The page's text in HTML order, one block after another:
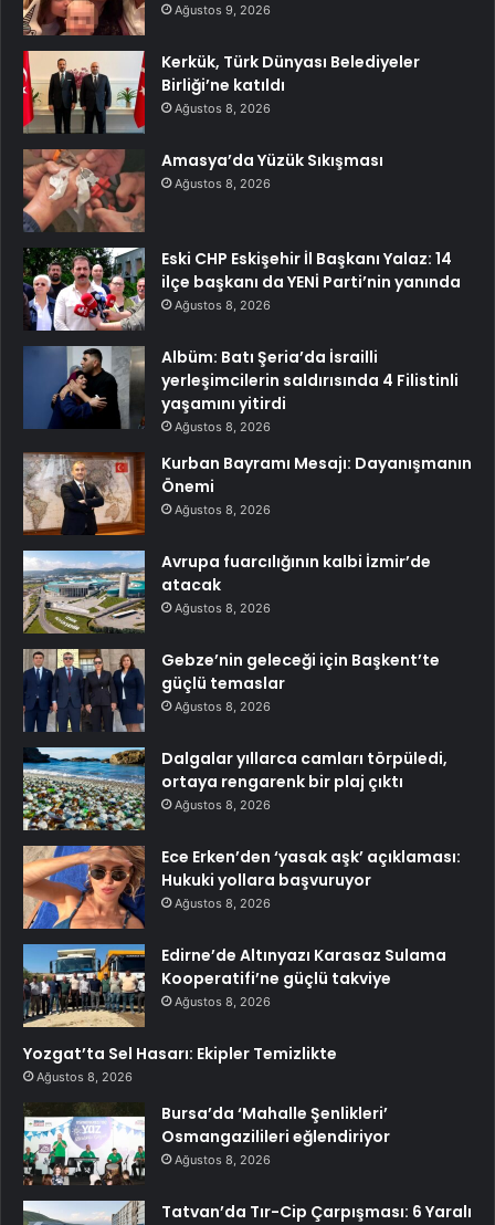
Ağustos 9, 2026
Kerkük, Türk Dünyası Belediyeler
Birliği’ne katıldı
Ağustos 8, 2026
Amasya’da Yüzük Sıkışması
Ağustos 8, 2026
Eski CHP Eskişehir İl Başkanı Yalaz: 14
ilçe başkanı da YENİ Parti’nin yanında
Ağustos 8, 2026
Albüm: Batı Şeria’da İsrailli
yerleşimcilerin saldırısında 4 Filistinli
yaşamını yitirdi
Ağustos 8, 2026
Kurban Bayramı Mesajı: Dayanışmanın
Önemi
Ağustos 8, 2026
Avrupa fuarcılığının kalbi İzmir’de
atacak
Ağustos 8, 2026
Gebze’nin geleceği için Başkent’te
güçlü temaslar
Ağustos 8, 2026
Dalgalar yıllarca camları törpüledi,
ortaya rengarenk bir plaj çıktı
Ağustos 8, 2026
Ece Erken’den ‘yasak aşk’ açıklaması:
Hukuki yollara başvuruyor
Ağustos 8, 2026
Edirne’de Altınyazı Karasaz Sulama
Kooperatifi’ne güçlü takviye
Ağustos 8, 2026
Yozgat’ta Sel Hasarı: Ekipler Temizlikte
Ağustos 8, 2026
Bursa’da ‘Mahalle Şenlikleri’
Osmangazilileri eğlendiriyor
Ağustos 8, 2026
Tatvan’da Tır-Cip Çarpışması: 6 Yaralı